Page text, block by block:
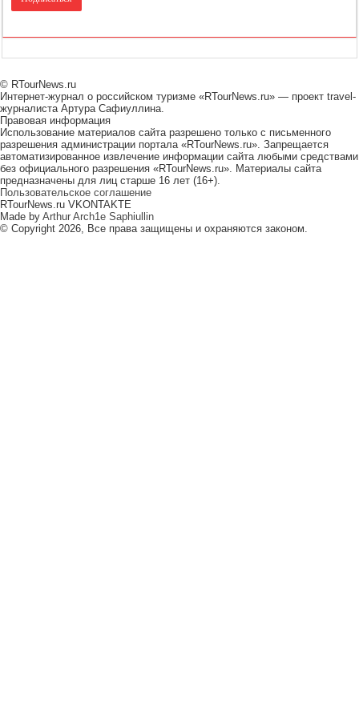
© RTourNews.ru
Интернет-журнал о российском туризме «RTourNews.ru» — проект travel-
журналиста Артура Сафиуллина.
Правовая информация
Использование материалов сайта разрешено только с письменного
разрешения администрации портала «RTourNews.ru». Запрещается
автоматизированное извлечение информации сайта любыми средствами
без официального разрешения «RTourNews.ru». Материалы сайта
предназначены для лиц старше 16 лет (16+).
Пользовательское соглашение
RTourNews.ru VKONTAKTE
Made by Arthur Arch1e Saphiullin
© Copyright 2026, Все права защищены и охраняются законом.